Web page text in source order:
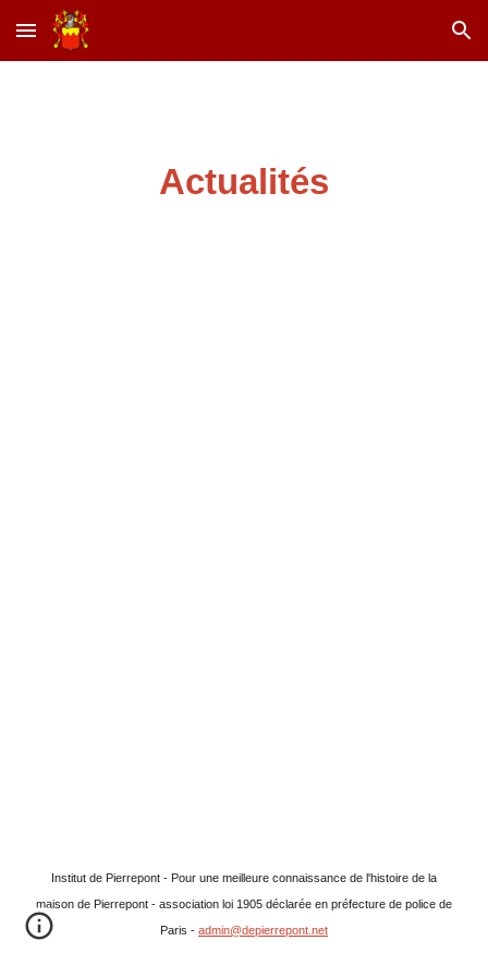
Skip to main content Skip to navigation
Actualités
Institut de Pierrepont - Pour une meilleure connaissance de l'histoire de la
maison de Pierrepont - association loi 1905 déclarée en préfecture de police de
Paris - admin@depierrepont.net